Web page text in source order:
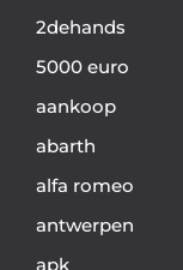
2dehands
5000 euro
aankoop
abarth
alfa romeo
antwerpen
apk